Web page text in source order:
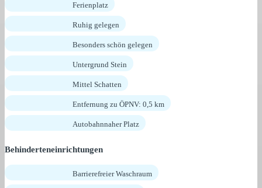
Ferienplatz
Ruhig gelegen
Besonders schön gelegen
Untergrund Stein
Mittel Schatten
Entfernung zu ÖPNV: 0,5 km
Autobahnnaher Platz
Behinderteneinrichtungen
Barrierefreier Waschraum